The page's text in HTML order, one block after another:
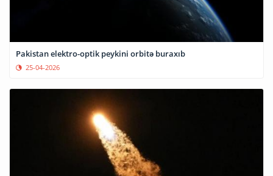
Pakistan elektro-optik peykini orbitə buraxıb
25-04-2026